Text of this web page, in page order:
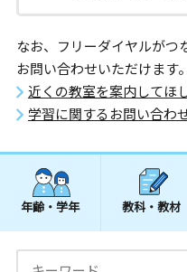
なお、フリーダイヤルがつ
お問い合わせいただけます。
近くの教室を案内してほ
学習に関するお問い合わ
年齢・学年 教科・教材